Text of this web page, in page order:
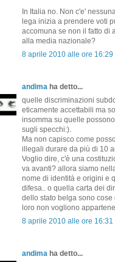
In Italia no. Non c'e'
lega inizia a prendere voti
accomuna se non il fatto di
alla media nazionale?
8 aprile 2010 alle ore 16:29
andima ha detto...
quelle discriminazioni
eticamente accettabili ma
insomma su quelle
sugli specchi:).
Ma non capisco come
illegali durare da più di 10
Voglio dire, c'è una
va avanti? allora siamo
nome di identità e origini e
difesa.. o quella carta dei
dello stato belga sono
loro non vogliono
8 aprile 2010 alle ore 16:31
andima ha detto...